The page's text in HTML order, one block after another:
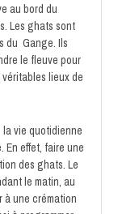
au bord du
Les ghats sont
du Gange. Ils
le fleuve pour
lieux de
la vie quotidienne
En effet, faire une
des ghats. Le
le matin, au
à une crémation